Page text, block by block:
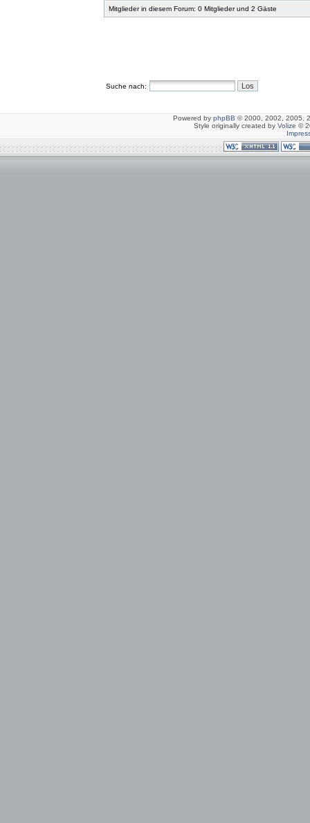
Mitglieder in diesem Forum: 0 Mitglieder und 2 Gäste
Suche nach:
Powered byphpBB © 2000, 2002, 2005,
Style originally created byVolize ©